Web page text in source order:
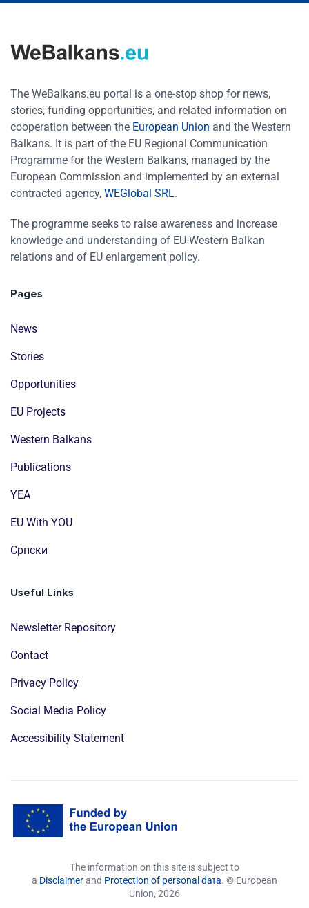
The WeBalkans.eu portal is a one-stop shop for news,
stories, funding opportunities, and related information on
cooperation between the European Union and the Western
Balkans. It is part of the EU Regional Communication
Programme for the Western Balkans, managed by the
European Commission and implemented by an external
contracted agency, WEGlobal SRL.
The programme seeks to raise awareness and increase
knowledge and understanding of EU-Western Balkan
relations and of EU enlargement policy.
Pages
News
Stories
Opportunities
EU Projects
Western Balkans
Publications
YEA
EU With YOU
Cрпски
Useful Links
Newsletter Repository
Contact
Privacy Policy
Social Media Policy
Accessibility Statement
The information on this site is subject to
a Disclaimerand Protection of personal data. © European
Union, 2026